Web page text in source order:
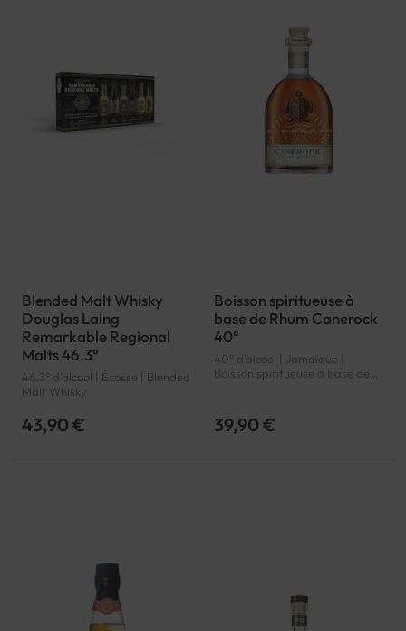
Blended Malt Whisky
Douglas Laing
Remarkable Regional
Malts 46.3°
46.3° d'alcool | Écosse | Blended
Malt Whisky
43,90 €
Boisson spiritueuse à
base de Rhum Canerock
40°
40° d'alcool | Jamaïque |
Boisson spiritueuse à base de
39,90 €